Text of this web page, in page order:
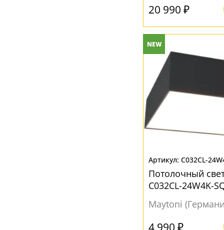
20 990 ₽
NEW
C032CL-
Потолочный
C032CL-24W4K-
Maytoni
4 990 ₽